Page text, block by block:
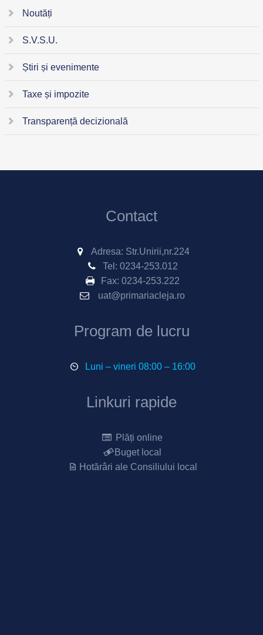
Noutăți
S.V.S.U.
Știri și evenimente
Taxe și impozite
Transparență decizională
Contact
Adresa: Str.Unirii,nr.224
Tel: 0234-253.012
Fax: 0234-253.222
uat@primariacleja.ro
Program de lucru
Luni – vineri 08:00 – 16:00
Linkuri rapide
Plăți online
Buget local
Hotărâri ale Consiliului local